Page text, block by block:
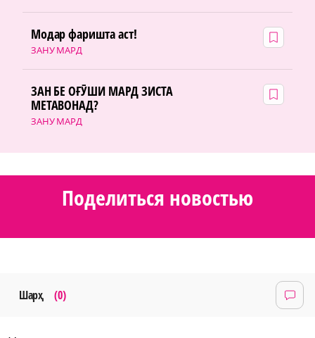
ЗАНУ МАРД
Модар фаришта аст!
ЗАНУ МАРД
ЗАН БЕ ОҒӮШИ МАРД ЗИСТА
МЕТАВОНАД?
Поделиться новостью
Шарҳ (0)